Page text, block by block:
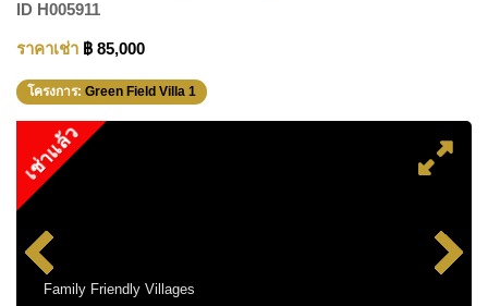
ID H005911
ราคาเช่า ฿ 85,000
โครงการ: Green Field Villa 1
เช่าแล้ว
Family Friendly Villages